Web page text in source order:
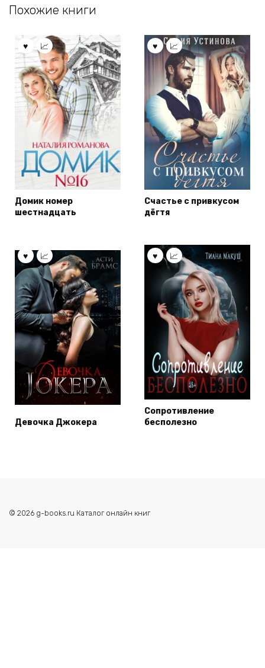
Похожие книги
Домик номер
шестнадцать
Счастье с привкусом
дёгтя
Девочка Джокера
Сопротивление
бесполезно
© 2026 g-books.ru Каталог онлайн книг